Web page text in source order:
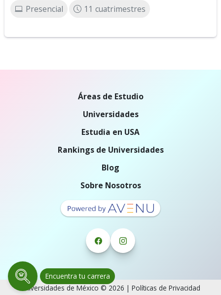
Presencial 11 cuatrimestres
Encuentra tu carrera
Áreas de Estudio
Universidades
Estudia en USA
Rankings de Universidades
Blog
Sobre Nosotros
Universidades de México © 2026 | Políticas de Privacidad